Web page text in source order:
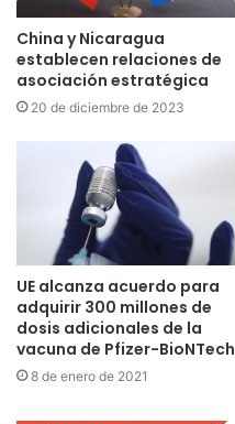
China y Nicaragua
establecen relaciones de
asociación estratégica
20 de diciembre de 2023
UE alcanza acuerdo para
adquirir 300 millones de
dosis adicionales de la
vacuna de Pfizer-BioNTech
8 de enero de 2021